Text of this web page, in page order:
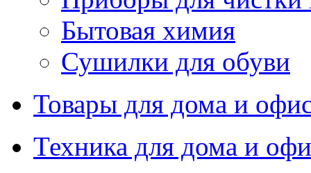
Бытовая химия
Сушилки для обуви
Товары для дома и
Техника для дома и